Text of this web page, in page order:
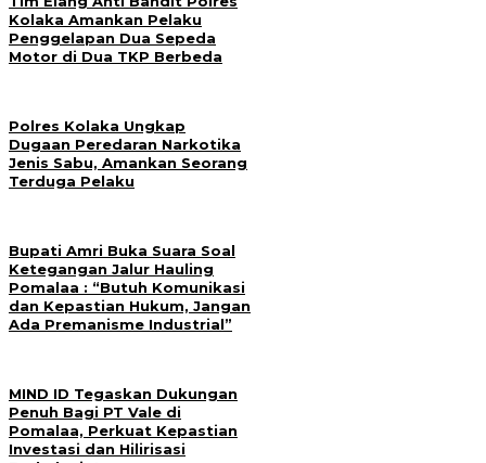
Kolaka Amankan Pelaku
Penggelapan Dua Sepeda
Motor di Dua TKP Berbeda
Polres Kolaka Ungkap
Dugaan Peredaran Narkotika
Jenis Sabu, Amankan Seorang
Terduga Pelaku
Bupati Amri Buka Suara Soal
Ketegangan Jalur Hauling
Pomalaa : “Butuh Komunikasi
dan Kepastian Hukum, Jangan
Ada Premanisme Industrial”
MIND ID Tegaskan Dukungan
Penuh Bagi PT Vale di
Pomalaa, Perkuat Kepastian
Investasi dan Hilirisasi